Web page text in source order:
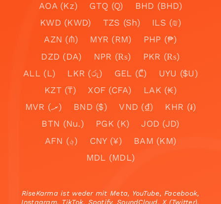
AOA (Kz)
GTQ (Q)
BHD (BHD)
KWD (KWD)
TZS (Sh)
ILS (₪)
AZN (₼)
MYR (RM)
PHP (₱)
DZD (DA)
NPR (₨)
PKR (₨)
ALL (L)
LKR (රු) GEL (₾)
UYU ($U)
KZT (₸)
XOF (CFA)
LAK (₭)
MVR (.ރ)
BND ($) VND (₫)
KHR (៛)
BTN (Nu.)
PGK (K)
JOD (JD)
AFN (؋)
CNY (¥)
BAM (KM)
MDL (MDL)
RiseKarma ist weder mit Meta, YouTube, Facebook,
Instagram, TikTok, Spotify, SoundCloud, X (Twitter),